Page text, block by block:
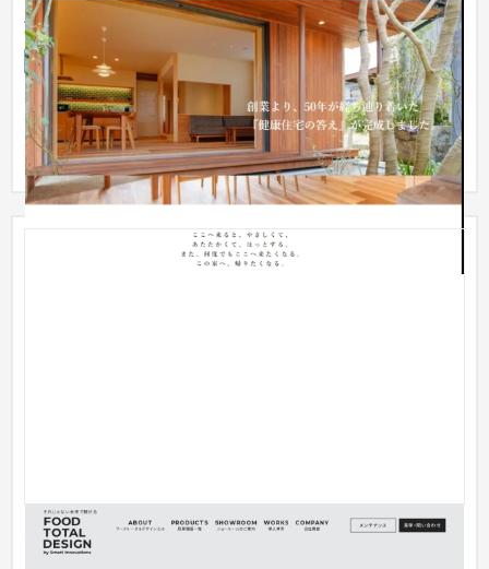
注文住宅ブランド ホームページ 制作
ブランドサイト 建設・工務店・住宅・リフォーム 101〜150万円
1棟単価3000～6000万の高級注文住宅を販売する会社様です。
「樹」を大事にする自然派住宅の雰囲気を壊さないよう、デザ
インはシ...
スマート・イノベィションズ株式会社 ミセラボのブ
ランドサイト